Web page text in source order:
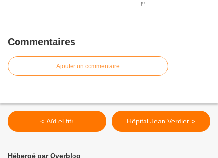
Commentaires
Ajouter un commentaire
< Aïd el fitr Hôpital Jean Verdier >
Hébergé par Overblog